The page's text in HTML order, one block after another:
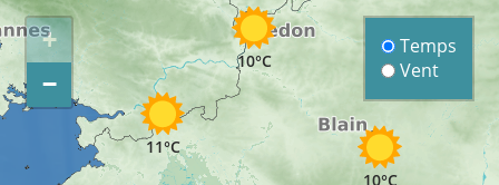
11°C
10°C
10°C
+
−
Temps
Vent